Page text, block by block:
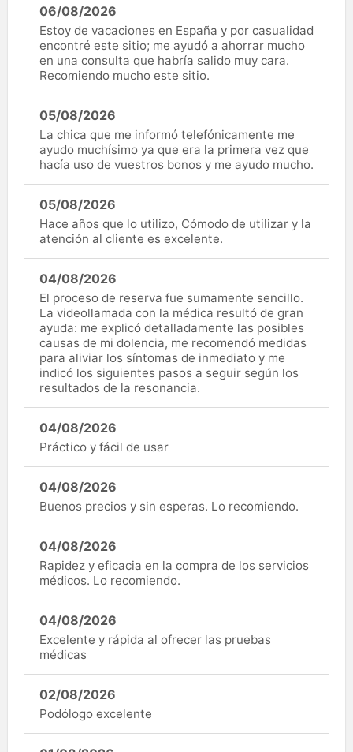
06/08/2026
Estoy de vacaciones en España y por casualidad
encontré este sitio; me ayudó a ahorrar mucho
en una consulta que habría salido muy cara.
Recomiendo mucho este sitio.
05/08/2026
La chica que me informó telefónicamente me
ayudo muchísimo ya que era la primera vez que
hacía uso de vuestros bonos y me ayudo mucho.
05/08/2026
Hace años que lo utilizo, Cómodo de utilizar y la
atención al cliente es excelente.
04/08/2026
El proceso de reserva fue sumamente sencillo.
La videollamada con la médica resultó de gran
ayuda: me explicó detalladamente las posibles
causas de mi dolencia, me recomendó medidas
para aliviar los síntomas de inmediato y me
indicó los siguientes pasos a seguir según los
resultados de la resonancia.
04/08/2026
Práctico y fácil de usar
04/08/2026
Buenos precios y sin esperas. Lo recomiendo.
04/08/2026
Rapidez y eficacia en la compra de los servicios
médicos. Lo recomiendo.
04/08/2026
Excelente y rápida al ofrecer las pruebas
médicas
02/08/2026
Podólogo excelente